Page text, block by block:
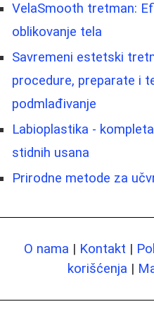
VelaSmooth tretman:
oblikovanje tela
Savremeni estetski
procedure, preparate i
podmlađivanje
Labioplastika -
stidnih usana
Prirodne metode za
O nama | Kontakt |
korišćenja |